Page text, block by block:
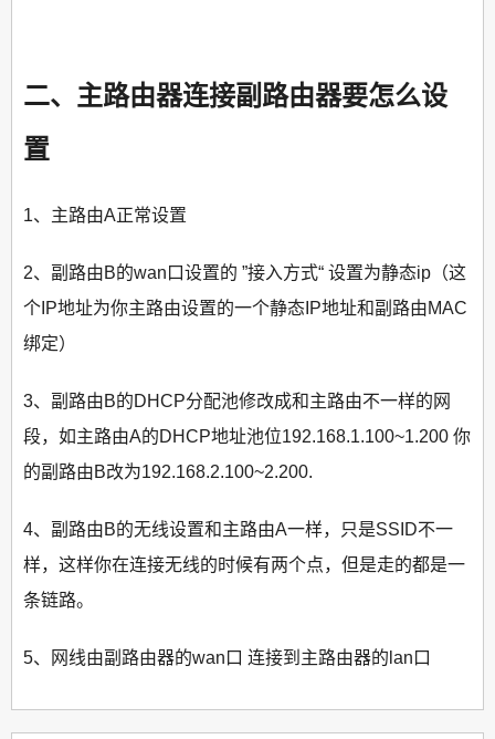
二、主路由器连接副路由器要怎么设
置
1、主路由A正常设置
2、副路由B的wan口设置的 ”接入方式“ 设置为静态ip（这
个IP地址为你主路由设置的一个静态IP地址和副路由MAC
绑定）
3、副路由B的DHCP分配池修改成和主路由不一样的网
段，如主路由A的DHCP地址池位192.168.1.100~1.200 你
的副路由B改为192.168.2.100~2.200.
4、副路由B的无线设置和主路由A一样，只是SSID不一
样，这样你在连接无线的时候有两个点，但是走的都是一
条链路。
5、网线由副路由器的wan口 连接到主路由器的lan口